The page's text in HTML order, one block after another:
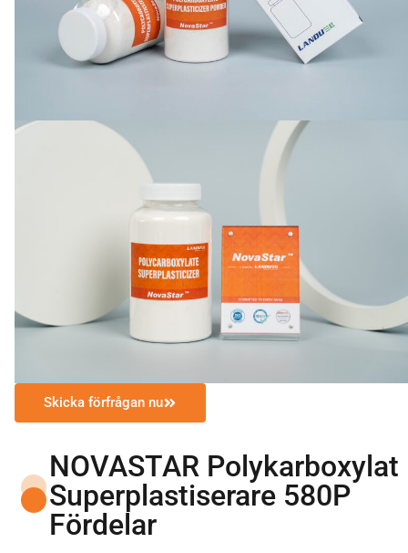
Skicka förfrågan nu
NOVASTAR Polykarboxylat
Superplastiserare 580P
Fördelar